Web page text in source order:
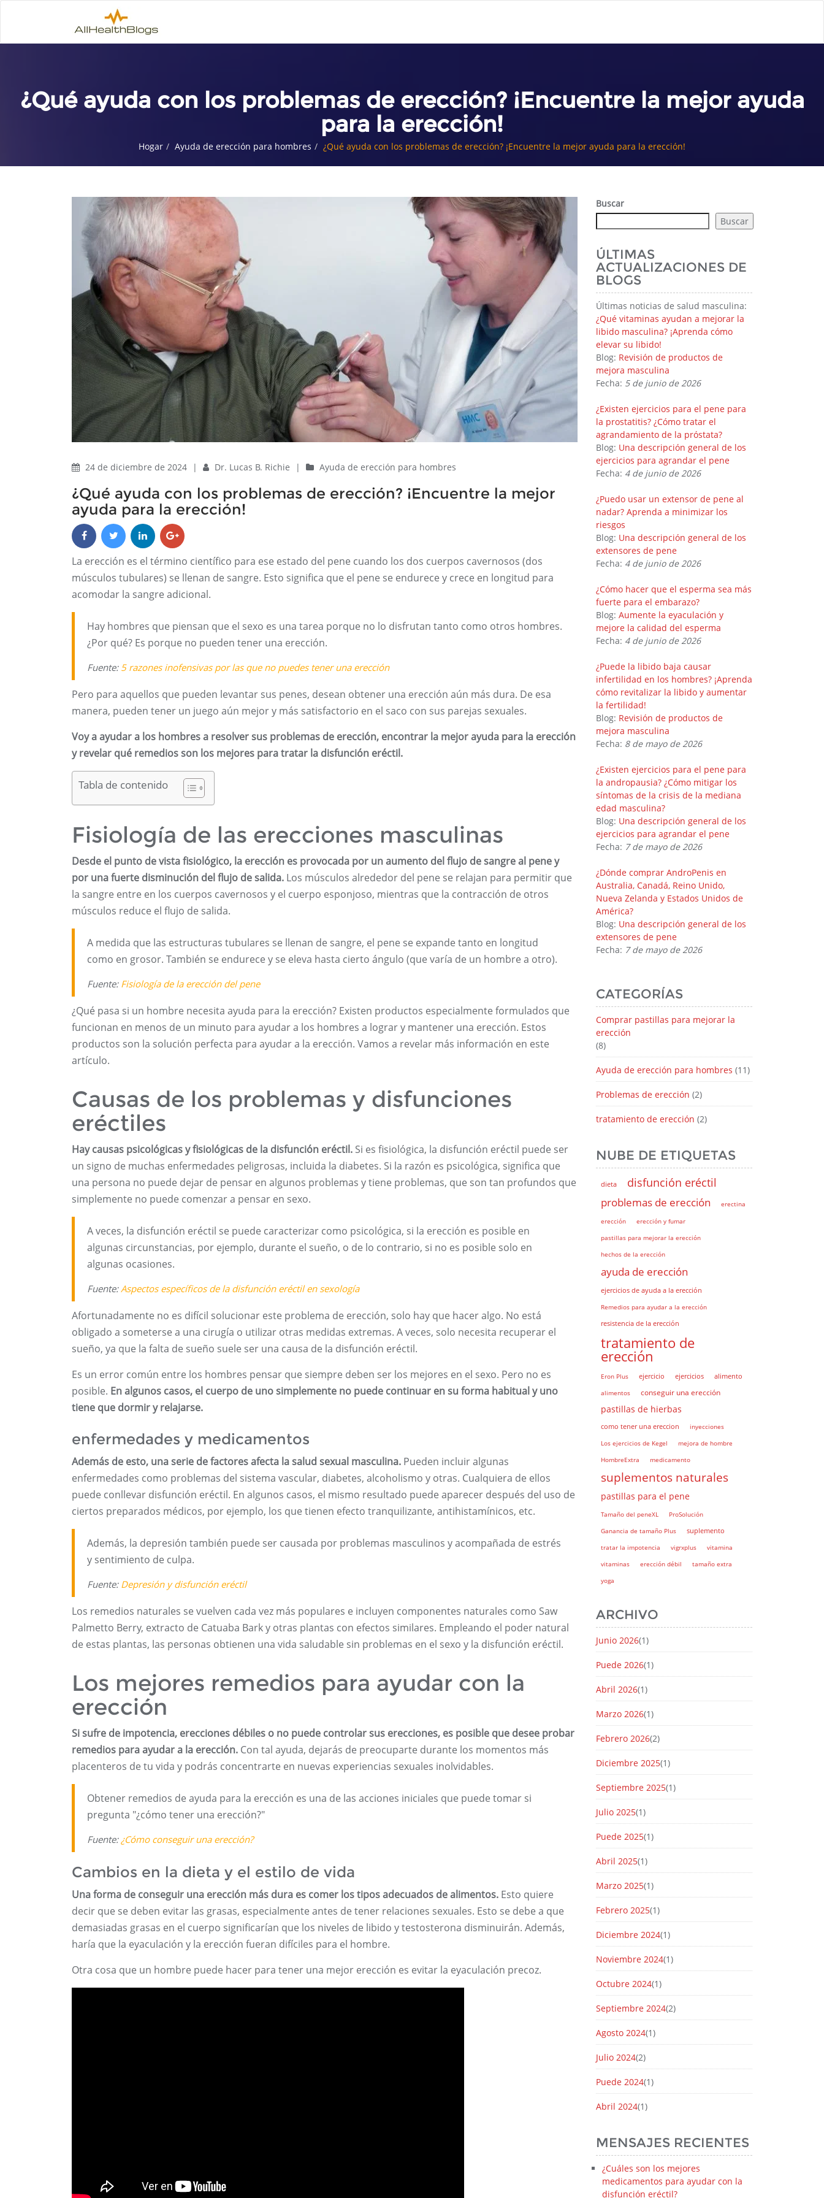
¿Qué ayuda con los problemas de erección? ¡Encuentre la mejor ayuda
para la erección!
Hogar Ayuda de erección para hombres ¿Qué ayuda con los problemas de erección? ¡Encuentre la mejor ayuda para la erección!
24 de diciembre de 2024 | Dr. Lucas B. Richie | Ayuda de erección para hombres
¿Qué ayuda con los problemas de erección? ¡Encuentre la mejor
ayuda para la erección!
La erección es el término científico para ese estado del pene cuando los dos cuerpos cavernosos (dos
músculos tubulares) se llenan de sangre. Esto significa que el pene se endurece y crece en longitud para
acomodar la sangre adicional.
Hay hombres que piensan que el sexo es una tarea porque no lo disfrutan tanto como otros hombres.
¿Por qué? Es porque no pueden tener una erección.
Fuente: 5 razones inofensivas por las que no puedes tener una erección
Pero para aquellos que pueden levantar sus penes, desean obtener una erección aún más dura. De esa
manera, pueden tener un juego aún mejor y más satisfactorio en el saco con sus parejas sexuales.
Voy a ayudar a los hombres a resolver sus problemas de erección, encontrar la mejor ayuda para la erección
y revelar qué remedios son los mejores para tratar la disfunción eréctil.
Tabla de contenido
Fisiología de las erecciones masculinas
Desde el punto de vista fisiológico, la erección es provocada por un aumento del flujo de sangre al pene y
por una fuerte disminución del flujo de salida. Los músculos alrededor del pene se relajan para permitir que
la sangre entre en los cuerpos cavernosos y el cuerpo esponjoso, mientras que la contracción de otros
músculos reduce el flujo de salida.
A medida que las estructuras tubulares se llenan de sangre, el pene se expande tanto en longitud
como en grosor. También se endurece y se eleva hasta cierto ángulo (que varía de un hombre a otro).
Fuente: Fisiología de la erección del pene
¿Qué pasa si un hombre necesita ayuda para la erección? Existen productos especialmente formulados que
funcionan en menos de un minuto para ayudar a los hombres a lograr y mantener una erección. Estos
productos son la solución perfecta para ayudar a la erección. Vamos a revelar más información en este
artículo.
Causas de los problemas y disfunciones
eréctiles
Hay causas psicológicas y fisiológicas de la disfunción eréctil. Si es fisiológica, la disfunción eréctil puede ser
un signo de muchas enfermedades peligrosas, incluida la diabetes. Si la razón es psicológica, significa que
una persona no puede dejar de pensar en algunos problemas y tiene problemas, que son tan profundos que
simplemente no puede comenzar a pensar en sexo.
A veces, la disfunción eréctil se puede caracterizar como psicológica, si la erección es posible en
algunas circunstancias, por ejemplo, durante el sueño, o de lo contrario, si no es posible solo en
algunas ocasiones.
Fuente:Aspectos específicos de la disfunción eréctil en sexología
Afortunadamente no es difícil solucionar este problema de erección, solo hay que hacer algo. No está
obligado a someterse a una cirugía o utilizar otras medidas extremas. A veces, solo necesita recuperar el
sueño, ya que la falta de sueño suele ser una causa de la disfunción eréctil.
Es un error común entre los hombres pensar que siempre deben ser los mejores en el sexo. Pero no es
posible. En algunos casos, el cuerpo de uno simplemente no puede continuar en su forma habitual y uno
tiene que dormir y relajarse.
enfermedades y medicamentos
Además de esto, una serie de factores afecta la salud sexual masculina. Pueden incluir algunas
enfermedades como problemas del sistema vascular, diabetes, alcoholismo y otras. Cualquiera de ellos
puede conllevar disfunción eréctil. En algunos casos, el mismo resultado puede aparecer después del uso de
ciertos preparados médicos, por ejemplo, los que tienen efecto tranquilizante, antihistamínicos, etc.
Además, la depresión también puede ser causada por problemas masculinos y acompañada de estrés
y sentimiento de culpa.
Fuente: Depresión y disfunción eréctil
Los remedios naturales se vuelven cada vez más populares e incluyen componentes naturales como Saw
Palmetto Berry, extracto de Catuaba Bark y otras plantas con efectos similares. Empleando el poder natural
de estas plantas, las personas obtienen una vida saludable sin problemas en el sexo y la disfunción eréctil.
Los mejores remedios para ayudar con la
erección
Si sufre de impotencia, erecciones débiles o no puede controlar sus erecciones, es posible que desee probar
remedios para ayudar a la erección. Con tal ayuda, dejarás de preocuparte durante los momentos más
placenteros de tu vida y podrás concentrarte en nuevas experiencias sexuales inolvidables.
Obtener remedios de ayuda para la erección es una de las acciones iniciales que puede tomar si
pregunta "¿cómo tener una erección?"
Fuente:¿Cómo conseguir una erección?
Cambios en la dieta y el estilo de vida
Una forma de conseguir una erección más dura es comer los tipos adecuados de alimentos. Esto quiere
decir que se deben evitar las grasas, especialmente antes de tener relaciones sexuales. Esto se debe a que
demasiadas grasas en el cuerpo significarían que los niveles de libido y testosterona disminuirán. Además,
haría que la eyaculación y la erección fueran difíciles para el hombre.
Otra cosa que un hombre puede hacer para tener una mejor erección es evitar la eyaculación precoz.
Buscar
Buscar
ÚLTIMAS
ACTUALIZACIONES DE
BLOGS
Últimas noticias de salud masculina:
¿Qué vitaminas ayudan a mejorar la
libido masculina? ¡Aprenda cómo
elevar su libido!
Blog: Revisión de productos de
mejora masculina
Fecha: 5 de junio de 2026
¿Existen ejercicios para el pene para
la prostatitis? ¿Cómo tratar el
agrandamiento de la próstata?
Blog: Una descripción general de los
ejercicios para agrandar el pene
Fecha: 4 de junio de 2026
¿Puedo usar un extensor de pene al
nadar? Aprenda a minimizar los
riesgos
Blog: Una descripción general de los
extensores de pene
Fecha: 4 de junio de 2026
¿Cómo hacer que el esperma sea más
fuerte para el embarazo?
Blog: Aumente la eyaculación y
mejore la calidad del esperma
Fecha: 4 de junio de 2026
¿Puede la libido baja causar
infertilidad en los hombres? ¡Aprenda
cómo revitalizar la libido y aumentar
la fertilidad!
Blog: Revisión de productos de
mejora masculina
Fecha: 8 de mayo de 2026
¿Existen ejercicios para el pene para
la andropausia? ¿Cómo mitigar los
síntomas de la crisis de la mediana
edad masculina?
Blog: Una descripción general de los
ejercicios para agrandar el pene
Fecha: 7 de mayo de 2026
¿Dónde comprar AndroPenis en
Australia, Canadá, Reino Unido,
Nueva Zelanda y Estados Unidos de
América?
Blog: Una descripción general de los
extensores de pene
Fecha: 7 de mayo de 2026
CATEGORÍAS
Comprar pastillas para mejorar la
erección
(8)
Ayuda de erección para hombres (11)
Problemas de erección (2)
tratamiento de erección (2)
NUBE DE ETIQUETAS
dieta disfunción eréctil
problemas de erección
erectina
erección
erección y fumar
pastillas para mejorar la erección
hechos de la erección
ayuda de erección
ejercicios de ayuda a la erección
Remedios para ayudar a la erección
resistencia de la erección
tratamiento de
erección
Eron Plus ejercicio ejercicios
alimento
alimentos
conseguir una erección
pastillas de hierbas
como tener una ereccion
inyecciones
Los ejercicios de Kegel
mejora de hombre
HombreExtra
medicamento
suplementos naturales
pastillas para el pene
Tamaño del peneXL
ProSolución
Ganancia de tamaño Plus
suplemento
tratar la impotencia vigrxplus
vitamina
vitaminas
erección débil
tamaño extra
yoga
ARCHIVO
Junio 2026(1)
Puede 2026(1)
Abril 2026(1)
Marzo 2026(1)
Febrero 2026(2)
Diciembre 2025(1)
Septiembre 2025(1)
Julio 2025(1)
Puede 2025(1)
Abril 2025(1)
Marzo 2025(1)
Febrero 2025(1)
Diciembre 2024(1)
Noviembre 2024(1)
Octubre 2024(1)
Septiembre 2024(2)
Agosto 2024(1)
Julio 2024(2)
Puede 2024(1)
Abril 2024(1)
MENSAJES RECIENTES
¿Cuáles son los mejores
medicamentos para ayudar con la
disfunción eréctil?